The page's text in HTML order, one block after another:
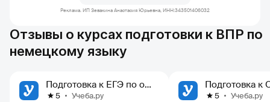
Реклама. ИП Зевакина Анастасия Юрьевна, ИНН:343501406032
Отзывы о курсах подготовки к ВПР по
немецкому языку
Подготовка к ЕГЭ по обществознанию
5 Учеба.ру 5 Учеба.ру